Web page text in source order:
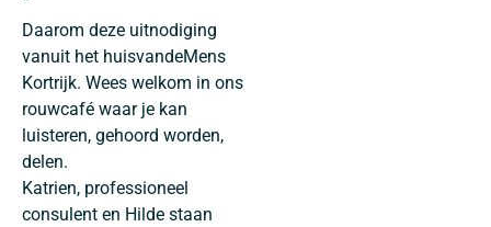
Daarom deze uitnodiging
vanuit het huisvandeMens
Kortrijk. Wees welkom in ons
rouwcafé waar je kan
luisteren, gehoord worden,
delen.
Katrien, professioneel
consulent en Hilde staan